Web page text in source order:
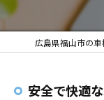
安全で快適